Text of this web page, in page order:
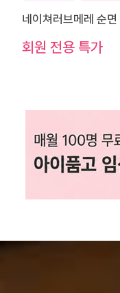
네이쳐러브메레 순면
회원 전용 특가